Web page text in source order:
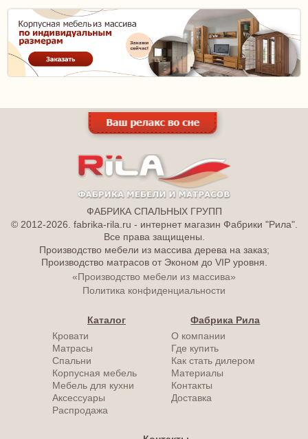
ФАБРИКА СПАЛЬНЫХ ГРУПП
© 2012-2026. fabrika-rila.ru - интернет магазин Фабрики "Рила".
Все права защищены.
Производство мебели из массива дерева на заказ;
Производство матрасов от Эконом до VIP уровня.
«Производство мебели из массива»
Политика конфиденциальности
Каталог
Кровати
Матрасы
Спальни
Корпусная мебель
Мебель для кухни
Аксессуары
Распродажа
Фабрика Рила
О компании
Где купить
Как стать дилером
Материалы
Контакты
Доставка